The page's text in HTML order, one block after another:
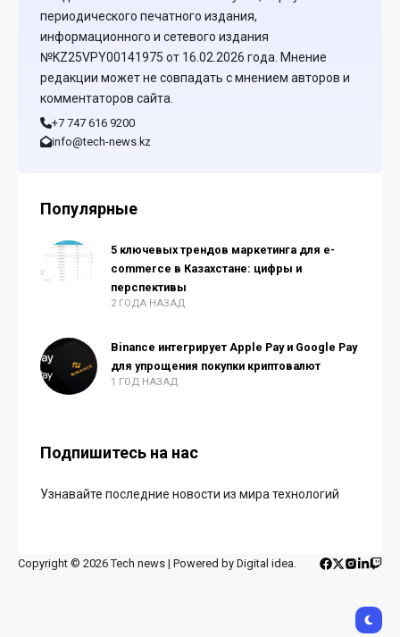
периодического печатного издания,
информационного и сетевого издания
№KZ25VPY00141975 от 16.02.2026 года. Мнение
редакции может не совпадать с мнением авторов и
комментаторов сайта.
+7 747 616 9200
info@tech-news.kz
Популярные
5 ключевых трендов маркетинга для e-
commerce в Казахстане: цифры и
перспективы
2 ГОДА НАЗАД
Binance интегрирует Apple Pay и Google Pay
для упрощения покупки криптовалют
1 ГОД НАЗАД
Подпишитесь на нас
Узнавайте последние новости из мира технологий
Copyright © 2026 Tech news | Powered by Digital idea.